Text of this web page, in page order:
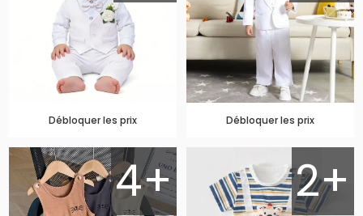
Débloquer les prix Débloquer les prix
4+ 2+